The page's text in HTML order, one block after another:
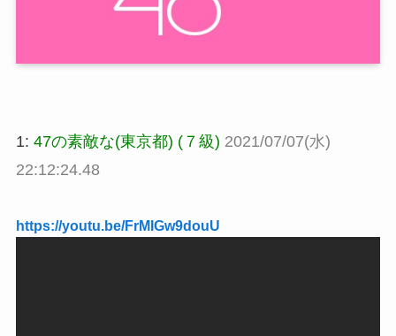
1: 47の素敵な(東京都) (７級) 2021/07/07(水)
22:12:24.48
https://youtu.be/FrMIGw9douU